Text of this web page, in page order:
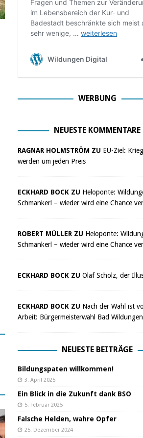
WERBUNG
NEUESTE KOMMENTARE
RAGNAR HOLMSTRÖM ZU EU-Ziel:
werden um jeden Preis
ECKHARD BOCK ZU Heloponte:
Schmankerl – wieder wird eine Chance
ROBERT MÜLLER ZU Heloponte:
Schmankerl – wieder wird eine Chance
ECKHARD BOCK ZU Olaf Scholz, der
ECKHARD BOCK ZU Nach der Wahl ist
Arbeit: Bürgermeisterwahl Bad Wildungen
NEUESTE BEITRÄGE
Bildungspaten willkommen!
3. April 2025
Ein Blick in die Zukunft dank BSO
5. Februar 2025
Falsche Helden, wahre Opfer
25. Dezember 2024